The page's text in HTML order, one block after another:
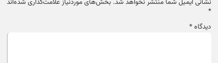
نشانی ایمیل شما منتشر نخواهد شد. بخش‌های موردنیاز علامت‌گذاری شده‌اند
*
دیدگاه*